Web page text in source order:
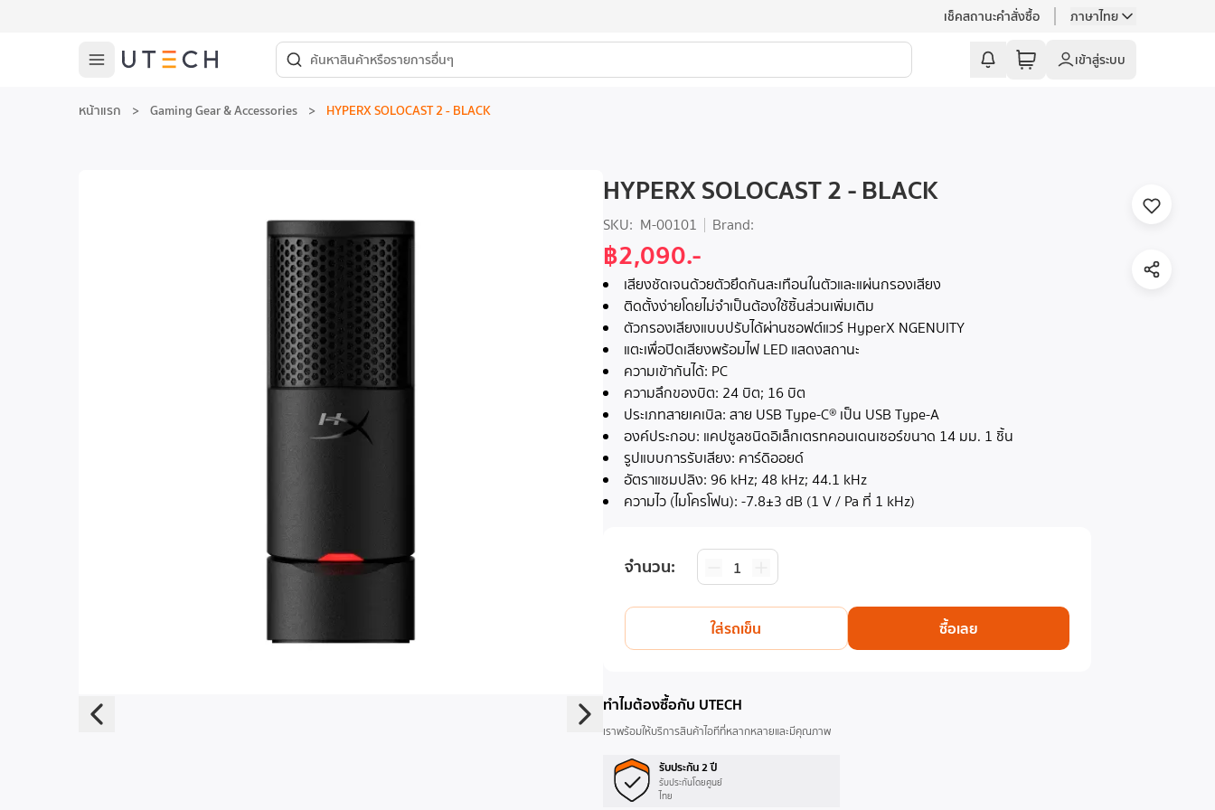
เช็คสถานะคำสั่งซื้อ ภาษาไทย
เข้าสู่ระบบ
หน้าแรก > Gaming Gear & Accessories > HYPERX SOLOCAST 2 - BLACK
HYPERX SOLOCAST 2 - BLACK
SKU: M-00101 Brand:
฿2,090.-
เสียงชัดเจนด้วยตัวยึดกันสะเทือนในตัวและแผ่นกรองเสียง
ติดตั้งง่ายโดยไม่จําเป็นต้องใช้ชิ้นส่วนเพิ่มเติม
ตัวกรองเสียงแบบปรับได้ผ่านซอฟต์แวร์ HyperX NGENUITY
แตะเพื่อปิดเสียงพร้อมไฟ LED แสดงสถานะ
ความเข้ากันได้: PC
ความลึกของบิต: 24 บิต; 16 บิต
ประเภทสายเคเบิล: สาย USB Type-C® เป็น USB Type-A
องค์ประกอบ: แคปซูลชนิดอิเล็กเตรทคอนเดนเซอร์ขนาด 14 มม. 1 ชิ้น
รูปแบบการรับเสียง: คาร์ดิออยด์
อัตราแซมปลิง: 96 kHz; 48 kHz; 44.1 kHz
ความไว (ไมโครโฟน): -7.8±3 dB (1 V / Pa ที่ 1 kHz)
จำนวน: 1
ใส่รถเข็น ซื้อเลย
ทำไมต้องซื้อกับ UTECH
เราพร้อมให้บริการสินค้าไอทีที่หลากหลายและมีคุณภาพ
รับประกัน 2 ปี
รับประกันโดยศูนย์
ไทย